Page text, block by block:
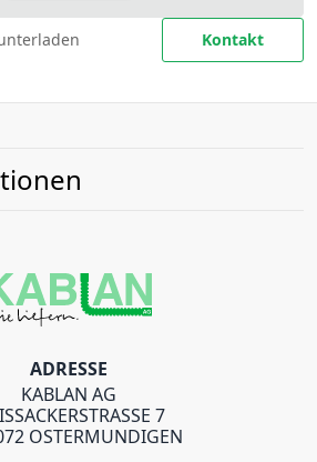
Kontakt
ADRESSE
KABLAN AG
7
OSTERMUNDIGEN